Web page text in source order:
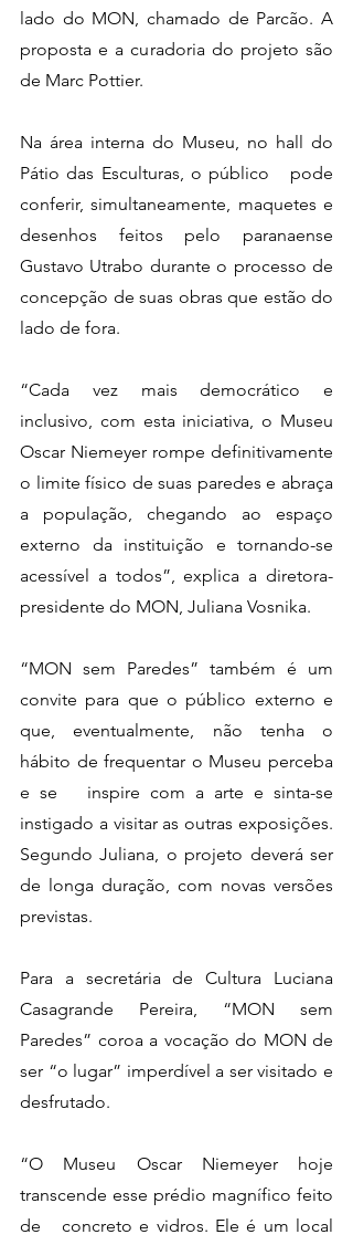
lado do MON, chamado de Parcão. A
proposta e a curadoria do projeto são
de Marc Pottier.
Na área interna do Museu, no hall do
Pátio das Esculturas, o público   pode
conferir, simultaneamente, maquetes e
desenhos feitos pelo paranaense
Gustavo Utrabo durante o processo de
concepção de suas obras que estão do
lado de fora.
“Cada vez mais democrático e
inclusivo, com esta iniciativa, o Museu
Oscar Niemeyer rompe definitivamente
o limite físico de suas paredes e abraça
a população, chegando ao espaço
externo da instituição e tornando-se
acessível a todos”, explica a diretora-
presidente do MON, Juliana Vosnika.
“MON sem Paredes” também é um
convite para que o público externo e
que, eventualmente, não tenha o
hábito de frequentar o Museu perceba
e se   inspire com a arte e sinta-se
instigado a visitar as outras exposições.
Segundo Juliana, o projeto deverá ser
de longa duração, com novas versões
previstas.
Para a secretária de Cultura Luciana
Casagrande Pereira, “MON sem
Paredes” coroa a vocação do MON de
ser “o lugar” imperdível a ser visitado e
desfrutado.
“O Museu Oscar Niemeyer hoje
transcende esse prédio magnífico feito
de   concreto e vidros. Ele é um local